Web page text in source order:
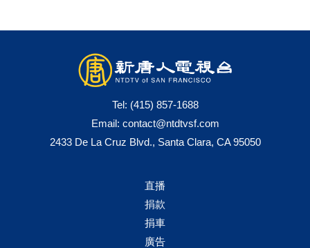
Tel: (415) 857-1688
Email: contact@ntdtvsf.com
2433 De La Cruz Blvd., Santa Clara, CA 95050
直播
捐款
捐車
廣告